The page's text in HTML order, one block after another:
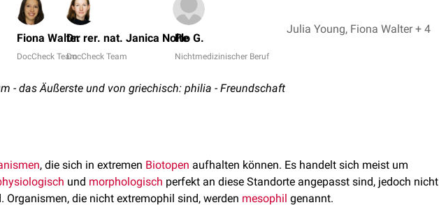
Fiona Walter
DocCheck Team
Dr. rer. nat. Janica Nolte
DocCheck Team
Flo G.
Nichtmedizinischer Beruf
Julia Young, Fiona Walter + 4
- das Äußerste und von griechisch: philia - Freundschaft
, die sich in extremen Biotopen aufhalten können. Es handelt sich meist um
und morphologisch perfekt an diese Standorte angepasst sind, jedoch nicht
Organismen, die nicht extremophil sind, werden mesophil genannt.